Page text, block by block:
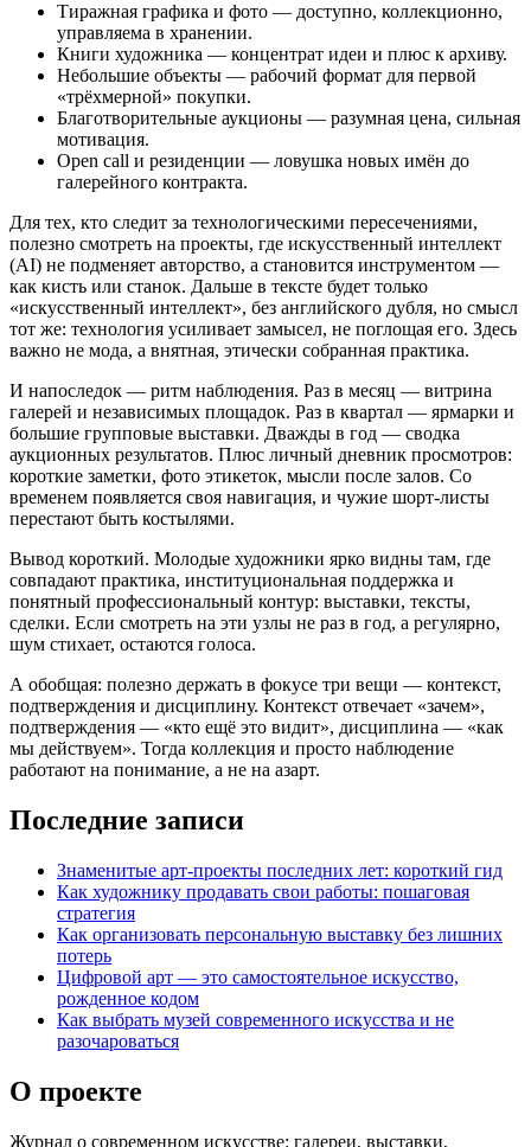
Тиражная графика и фото — доступно, коллекционно,
управляема в хранении.
Книги художника — концентрат идеи и плюс к архиву.
Небольшие объекты — рабочий формат для первой
«трёхмерной» покупки.
Благотворительные аукционы — разумная цена, сильная
мотивация.
Open call и резиденции — ловушка новых имён до
галерейного контракта.
Для тех, кто следит за технологическими пересечениями,
полезно смотреть на проекты, где искусственный интеллект
(AI) не подменяет авторство, а становится инструментом —
как кисть или станок. Дальше в тексте будет только
«искусственный интеллект», без английского дубля, но смысл
тот же: технология усиливает замысел, не поглощая его. Здесь
важно не мода, а внятная, этически собранная практика.
И напоследок — ритм наблюдения. Раз в месяц — витрина
галерей и независимых площадок. Раз в квартал — ярмарки и
большие групповые выставки. Дважды в год — сводка
аукционных результатов. Плюс личный дневник просмотров:
короткие заметки, фото этикеток, мысли после залов. Со
временем появляется своя навигация, и чужие шорт‑листы
перестают быть костылями.
Вывод короткий. Молодые художники ярко видны там, где
совпадают практика, институциональная поддержка и
понятный профессиональный контур: выставки, тексты,
сделки. Если смотреть на эти узлы не раз в год, а регулярно,
шум стихает, остаются голоса.
А обобщая: полезно держать в фокусе три вещи — контекст,
подтверждения и дисциплину. Контекст отвечает «зачем»,
подтверждения — «кто ещё это видит», дисциплина — «как
мы действуем». Тогда коллекция и просто наблюдение
работают на понимание, а не на азарт.
Последние записи
Знаменитые арт‑проекты последних лет: короткий гид
Как художнику продавать свои работы: пошаговая
стратегия
Как организовать персональную выставку без лишних
потерь
Цифровой арт — это самостоятельное искусство,
рожденное кодом
Как выбрать музей современного искусства и не
разочароваться
О проекте
Журнал о современном искусстве: галереи, выставки,